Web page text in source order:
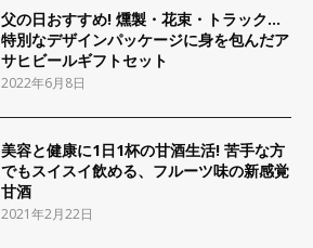
父の日おすすめ! 燻製・花束・トラック…
特別なデザインパッケージに身を包んだア
サヒビールギフトセット
2022年6月8日
美容と健康に1日1杯の甘酒生活! 苦手な方
でもスイスイ飲める、フルーツ味の新感覚
甘酒
2021年2月22日